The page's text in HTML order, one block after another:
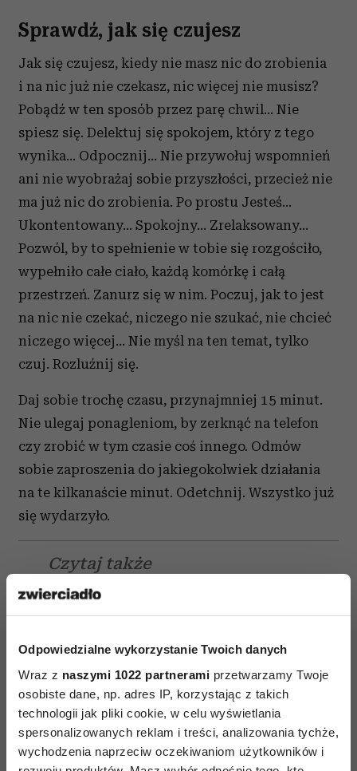
Odpowiedzialne wykorzystanie Twoich danych
Wraz z naszymi 1022 partnerami przetwarzamy Twoje
osobiste dane, np. adres IP, korzystając z takich
technologii jak pliki cookie, w celu wyświetlania
spersonalizowanych reklam i treści, analizowania tychże,
wychodzenia naprzeciw oczekiwaniom użytkowników i
Sprawdź, jak się czujesz
Jak się czujesz, kiedy nie masz nic do zrobienia
i na nic już nie czekasz, nic więcej nie musisz?
Pobądź w ten sposób przez parę chwil… Nie
spiesz się. Delektuj się spokojem, który z tego
wynika… Odpocznij… Nie przywołuj wspomnień
ani nie wyobrażaj sobie przyszłości, przecież nie
ma już nic do zrobienia. Po prostu Jesteś…
Ukontentowany… Spokojny… Zrelaksowany…
Pozwól, by to spełnienie w tobie się rozgościło,
wypełniło całe ciało, każdą komórkę i całą
przestrzeń. Zanurz się w nim. Poczuj, jak to jest
na nic nie czekać, niczego nie szukać, nie chcieć
niczego więcej… Nie myśl na ten temat, tylko
czuj. Rozluźnij się.
Daj sobie trochę czasu, przynajmniej 15 minut.
Nie ulegaj ponagleniom, by zerknąć na telefon
czy zrobić w tym czasie coś innego. Odmów
sobie zaproszenia do jakiegokolwiek działania
na te kilkanaście minut. Odetchnij. Wszystko już
się wydarzyło.
Czytaj także